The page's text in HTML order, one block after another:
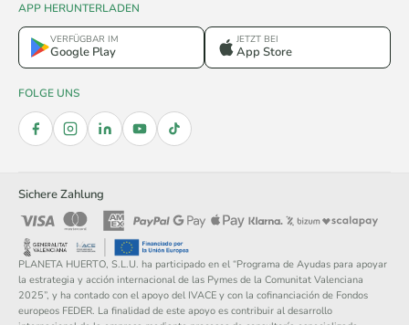
APP HERUNTERLADEN
VERFÜGBAR IM
Google Play
JETZT BEI
App Store
FOLGE UNS
Sichere Zahlung
PLANETA HUERTO, S.L.U. ha participado en el “Programa de Ayudas para apoyar
la estrategia y acción internacional de las Pymes de la Comunitat Valenciana
2025”, y ha contado con el apoyo del IVACE y con la cofinanciación de Fondos
europeos FEDER. La finalidad de este apoyo es contribuir al desarrollo